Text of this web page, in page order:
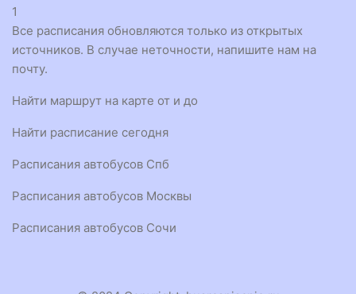
1
Все расписания обновляются только из открытых
источников. В случае неточности, напишите нам на
почту.
Найти маршрут на карте от и до
Найти расписание сегодня
Расписания автобусов Спб
Расписания автобусов Москвы
Расписания автобусов Сочи